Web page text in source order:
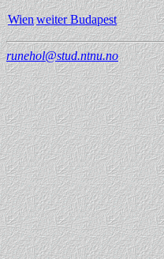
Wienweiter Budapest
runehol@stud.ntnu.no